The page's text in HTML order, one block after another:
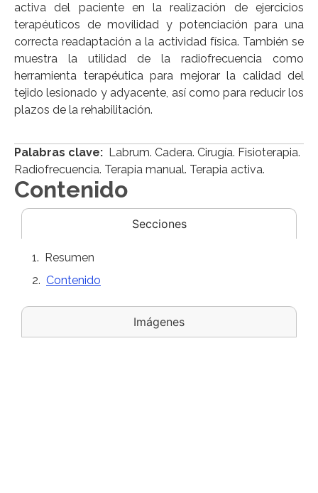
activa del paciente en la realización de ejercicios
terapéuticos de movilidad y potenciación para una
correcta readaptación a la actividad física. También se
muestra la utilidad de la radiofrecuencia como
herramienta terapéutica para mejorar la calidad del
tejido lesionado y adyacente, así como para reducir los
plazos de la rehabilitación.
Palabras clave: Labrum. Cadera. Cirugía. Fisioterapia.
Radiofrecuencia. Terapia manual. Terapia activa.
Contenido
Secciones
Imágenes
Resumen
Contenido